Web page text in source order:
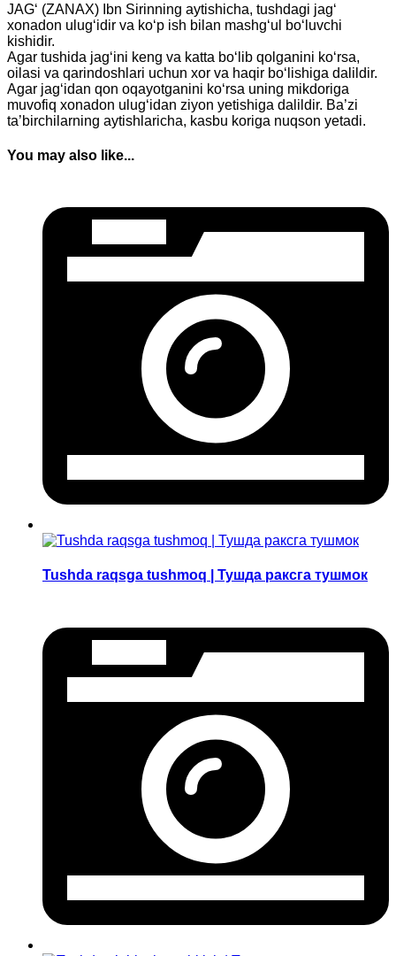
JAG‘ (ZANAX) Ibn Sirinning aytishicha, tushdagi jag‘
xonadon ulug‘idir va ko‘p ish bilan mashg‘ul bo‘luvchi
kishidir.
Agar tushida jag‘ini keng va katta bo‘lib qolganini ko‘rsa,
oilasi va qarindoshlari uchun xor va haqir bo‘lishiga dalildir.
Agar jag‘idan qon oqayotganini ko‘rsa uning mikdoriga
muvofiq xonadon ulug‘idan ziyon yetishiga dalildir. Ba’zi
ta’birchilarning aytishlaricha, kasbu koriga nuqson yetadi.
You may also like...
Tushda raqsga tushmoq | Тушда раксга тушмок